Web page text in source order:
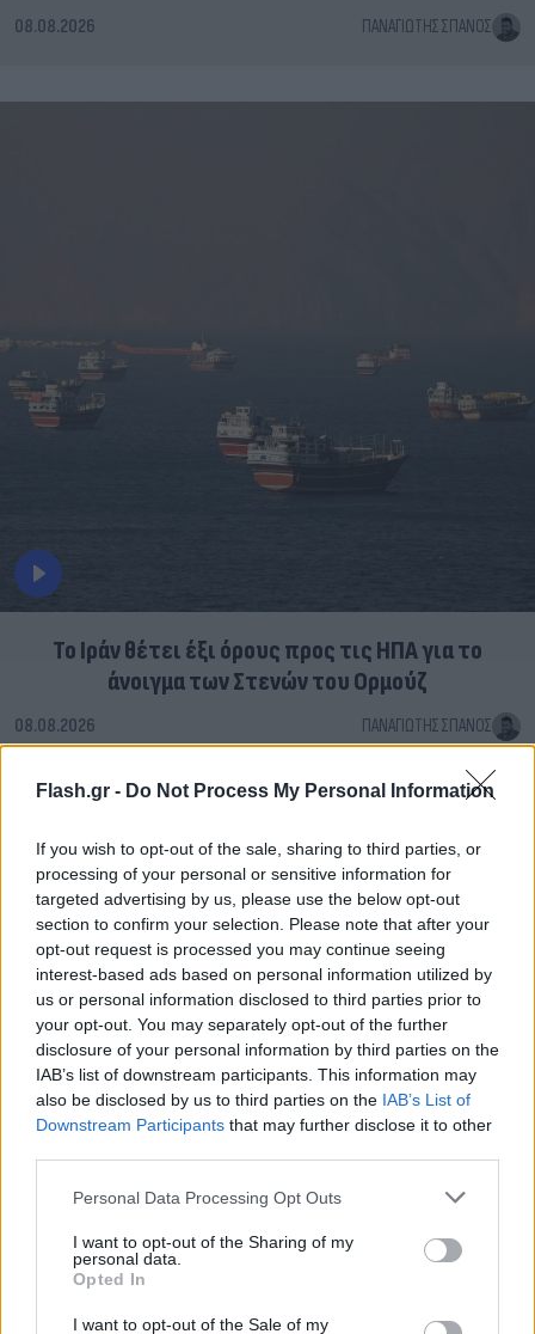
Flash.gr - Do Not Process My Personal Information
If you wish to opt-out of the sale, sharing to third parties, or
processing of your personal or sensitive information for
targeted advertising by us, please use the below opt-out
section to confirm your selection. Please note that after your
opt-out request is processed you may continue seeing
interest-based ads based on personal information utilized by
us or personal information disclosed to third parties prior to
your opt-out. You may separately opt-out of the further
disclosure of your personal information by third parties on the
IAB’s list of downstream participants. This information may
also be disclosed by us to third parties on the IAB’s List of
Downstream Participants that may further disclose it to other
Please note that this website/app uses one or more Google
not limited to your visit or usage behaviour. You may click to
grant or deny consent to Google and its third-party tags to
use your data for below specified purposes in below Google
consent section.
Personal Data Processing Opt Outs
I want to opt-out of the Sharing of my
personal data.
Opted In
I want to opt-out of the Sale of my
08.08.2026 ΠΑΝΑΓΙΏΤΗΣ ΣΠΑΝΌΣ
Το Ιράν θέτει έξι όρους προς τις ΗΠΑ για το
άνοιγμα των Στενών του Ορμούζ
08.08.2026 ΠΑΝΑΓΙΏΤΗΣ ΣΠΑΝΌΣ